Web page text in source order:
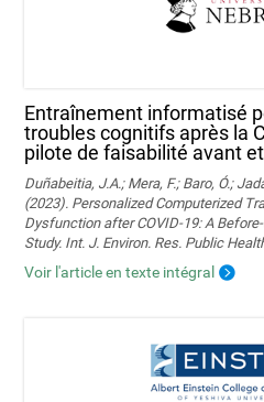
Entraînement informatisé
troubles cognitifs après la
pilote de faisabilité avant
Duñabeitia, J.A.; Mera, F.; Baro, Ó.;
(2023). Personalized Computerized
Dysfunction after COVID-19: A
Study. Int. J. Environ. Res. Public
Voir l'article en texte intégral